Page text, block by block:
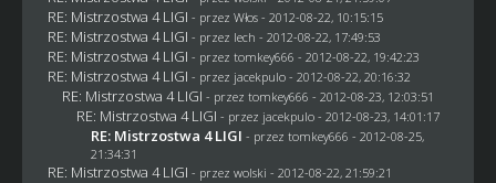
RE: Mistrzostwa 4 LIGI - przez Włos- 2012-08-22, 10:15:15
RE: Mistrzostwa 4 LIGI - przez lech - 2012-08-22, 17:49:53
RE: Mistrzostwa 4 LIGI - przez tomkey666 - 2012-08-22, 19:42:23
RE: Mistrzostwa 4 LIGI - przez jacekpulo- 2012-08-22, 20:16:32
RE: Mistrzostwa 4 LIGI - przez tomkey666 - 2012-08-23, 12:03:51
RE: Mistrzostwa 4 LIGI - przez jacekpulo- 2012-08-23, 14:01:17
RE: Mistrzostwa 4 LIGI - przez tomkey666 - 2012-08-25,
21:34:31
RE: Mistrzostwa 4 LIGI - przez wolski - 2012-08-22, 21:59:21